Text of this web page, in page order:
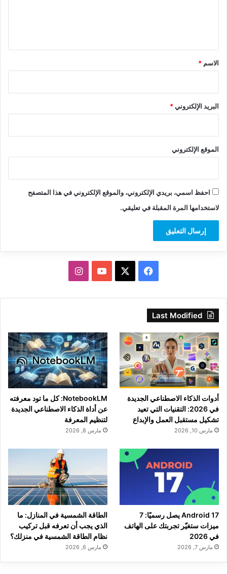
*
الاسم *
البريد الإلكتروني*
الموقع الإلكتروني
احفظ اسمي، بريدي الإلكتروني، والموقع الإلكتروني في هذا المتصفح
لاستخدامها المرة المقبلة في تعليقي.
فيسبوك ‫YouTubeانستقرام
Last Modified
أدوات الذكاء الاصطناعي الجديدة
في 2026: التقنيات التي تعيد
تشكيل مستقبل العمل والإبداع
مارس 10, 2026
NotebookLM: كل ما تود معرفته
عن أداة الذكاء الاصطناعي الجديدة
لتنظيم المعرفة
مارس 8, 2026
Android 17 يصل رسميًا: 7
ميزات ستغيّر تجربتك على الهاتف
في 2026
مارس 7, 2026
الطاقة الشمسية في المنازل: ما
الذي يجب أن تعرفه قبل تركيب
نظام الطاقة الشمسية في منزلك؟
مارس 6, 2026